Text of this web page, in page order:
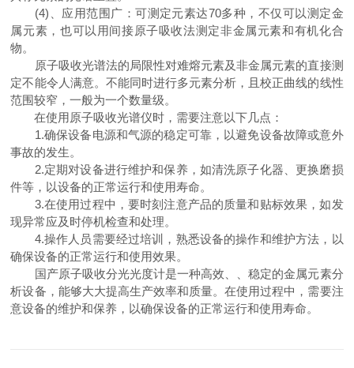
(4)、应用范围广：可测定元素达70多种，不仅可以测定金
属元素，也可以用间接原子吸收法测定非金属元素和有机化合
物。
原子吸收光谱法的局限性对难熔元素及非金属元素的直接测
定不能令人满意。不能同时进行多元素分析，且校正曲线的线性
范围较窄，一般为一个数量级。
在使用原子吸收光谱仪时，需要注意以下几点：
1.确保设备电源和气源的稳定可靠，以避免设备故障或意外
事故的发生。
2.定期对设备进行维护和保养，如清洗原子化器、更换磨损
件等，以设备的正常运行和使用寿命。
3.在使用过程中，要时刻注意产品的质量和贴标效果，如发
现异常应及时停机检查和处理。
4.操作人员需要经过培训，熟悉设备的操作和维护方法，以
确保设备的正常运行和使用效果。
国产原子吸收分光光度计是一种高效、、稳定的金属元素分
析设备，能够大大提高生产效率和质量。在使用过程中，需要注
意设备的维护和保养，以确保设备的正常运行和使用寿命。